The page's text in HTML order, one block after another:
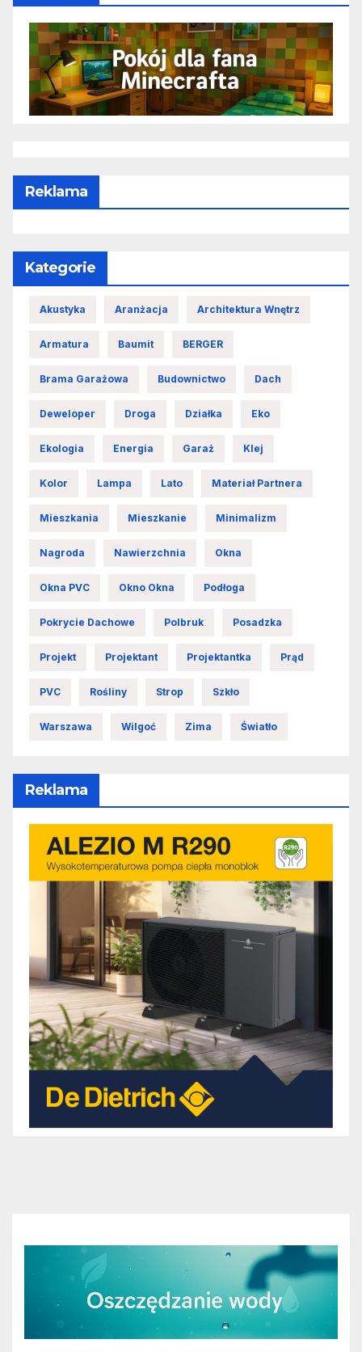
Reklama
Kategorie
Akustyka Aranżacja Architektura Wnętrz
Armatura Baumit BERGER
Brama Garażowa Budownictwo Dach
Deweloper Droga Działka Eko
Ekologia Energia Garaż Klej
Kolor Lampa Lato Materiał Partnera
Mieszkania Mieszkanie Minimalizm
Nagroda Nawierzchnia Okna
Okna PVC Okno Okna Podłoga
Pokrycie Dachowe Polbruk Posadzka
Projekt Projektant Projektantka Prąd
PVC Rośliny Strop Szkło
Warszawa Wilgoć Zima Światło
Reklama